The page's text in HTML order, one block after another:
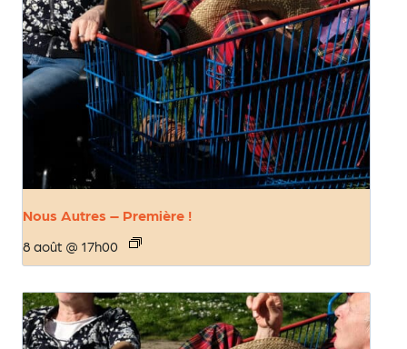
Nous Autres – Première !
8 août @ 17h00